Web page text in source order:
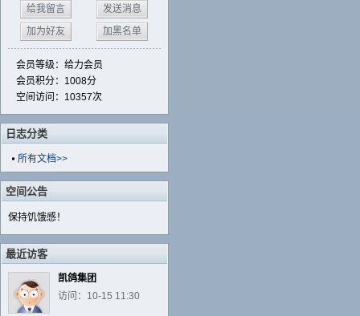
给我留言
发送消息
加为好友
加黑名单
会员等级：给力会员
会员积分：1008分
空间访问：10357次
日志分类
所有文档>>
空间公告
保持饥饿感！
最近访客
凯鸽集团
访问：10-15 11:30